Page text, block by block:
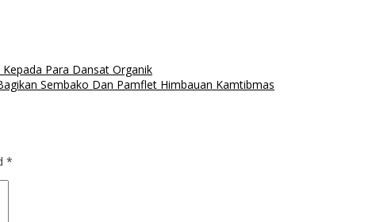
Para Dansat Organik
Sembako Dan Pamflet Himbauan Kamtibmas
*